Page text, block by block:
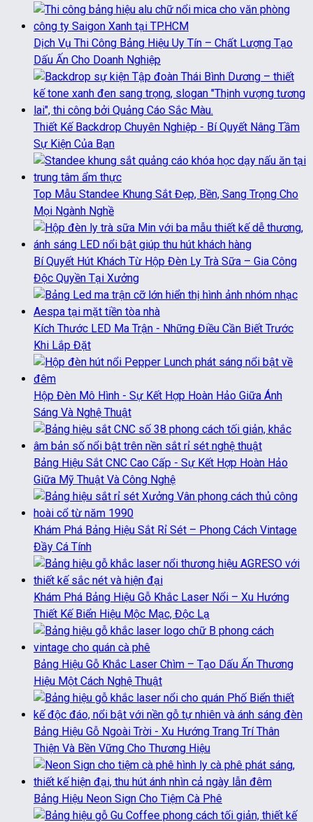
Dịch Vụ Thi Công Bảng Hiệu Uy Tín – Chất Lượng Tạo
Dấu Ấn Cho Doanh Nghiệp
Thiết Kế Backdrop Chuyên Nghiệp - Bí Quyết Nâng Tầm
Sự Kiện Của Bạn
Top Mẫu Standee Khung Sắt Đẹp, Bền, Sang Trọng Cho
Mọi Ngành Nghề
Bí Quyết Hút Khách Từ Hộp Đèn Ly Trà Sữa – Gia Công
Độc Quyền Tại Xưởng
Kích Thước LED Ma Trận - Những Điều Cần Biết Trước
Khi Lắp Đặt
Hộp Đèn Mô Hình - Sự Kết Hợp Hoàn Hảo Giữa Ánh
Sáng Và Nghệ Thuật
Bảng Hiệu Sắt CNC Cao Cấp - Sự Kết Hợp Hoàn Hảo
Giữa Mỹ Thuật Và Công Nghệ
Khám Phá Bảng Hiệu Sắt Rỉ Sét – Phong Cách Vintage
Đầy Cá Tính
Khám Phá Bảng Hiệu Gỗ Khắc Laser Nổi – Xu Hướng
Thiết Kế Biển Hiệu Mộc Mạc, Độc Lạ
Bảng Hiệu Gỗ Khắc Laser Chìm – Tạo Dấu Ấn Thương
Hiệu Một Cách Nghệ Thuật
Bảng Hiệu Gỗ Ngoài Trời - Xu Hướng Trang Trí Thân
Thiện Và Bền Vững Cho Thương Hiệu
Bảng Hiệu Neon Sign Cho Tiệm Cà Phê